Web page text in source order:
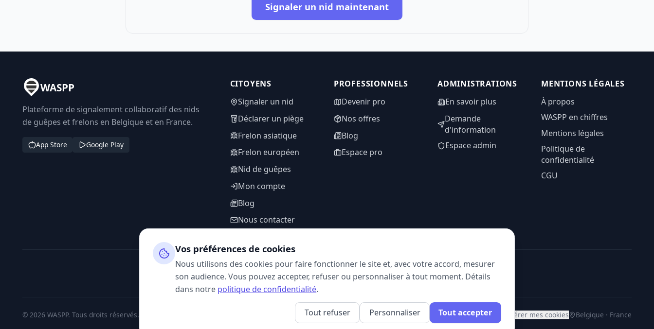
Signaler un nid maintenant
WASPP
Plateforme de signalement collaboratif des nids
de guêpes et frelons en Belgique et en France.
App Store Google Play
CITOYENS
Signaler un nid
Déclarer un piège
Frelon asiatique
Frelon européen
Nid de guêpes
Mon compte
Blog
Nous contacter
PROFESSIONNELS
Devenir pro
Nos offres
Blog
Espace pro
ADMINISTRATIONS
En savoir plus
Demande
d'information
Espace admin
MENTIONS LÉGALES
À propos
WASPP en chiffres
Mentions légales
Politique de
confidentialité
CGU
SUIVEZ-NOUS
© 2026 WASPP. Tous droits réservés. Gérer mes cookies Belgique · France
Vos préférences de cookies
Nous utilisons des cookies pour faire fonctionner le site et, avec votre accord, mesurer
son audience. Vous pouvez accepter, refuser ou personnaliser à tout moment. Détails
dans notre politique de confidentialité.
Tout refuser Personnaliser Tout accepter